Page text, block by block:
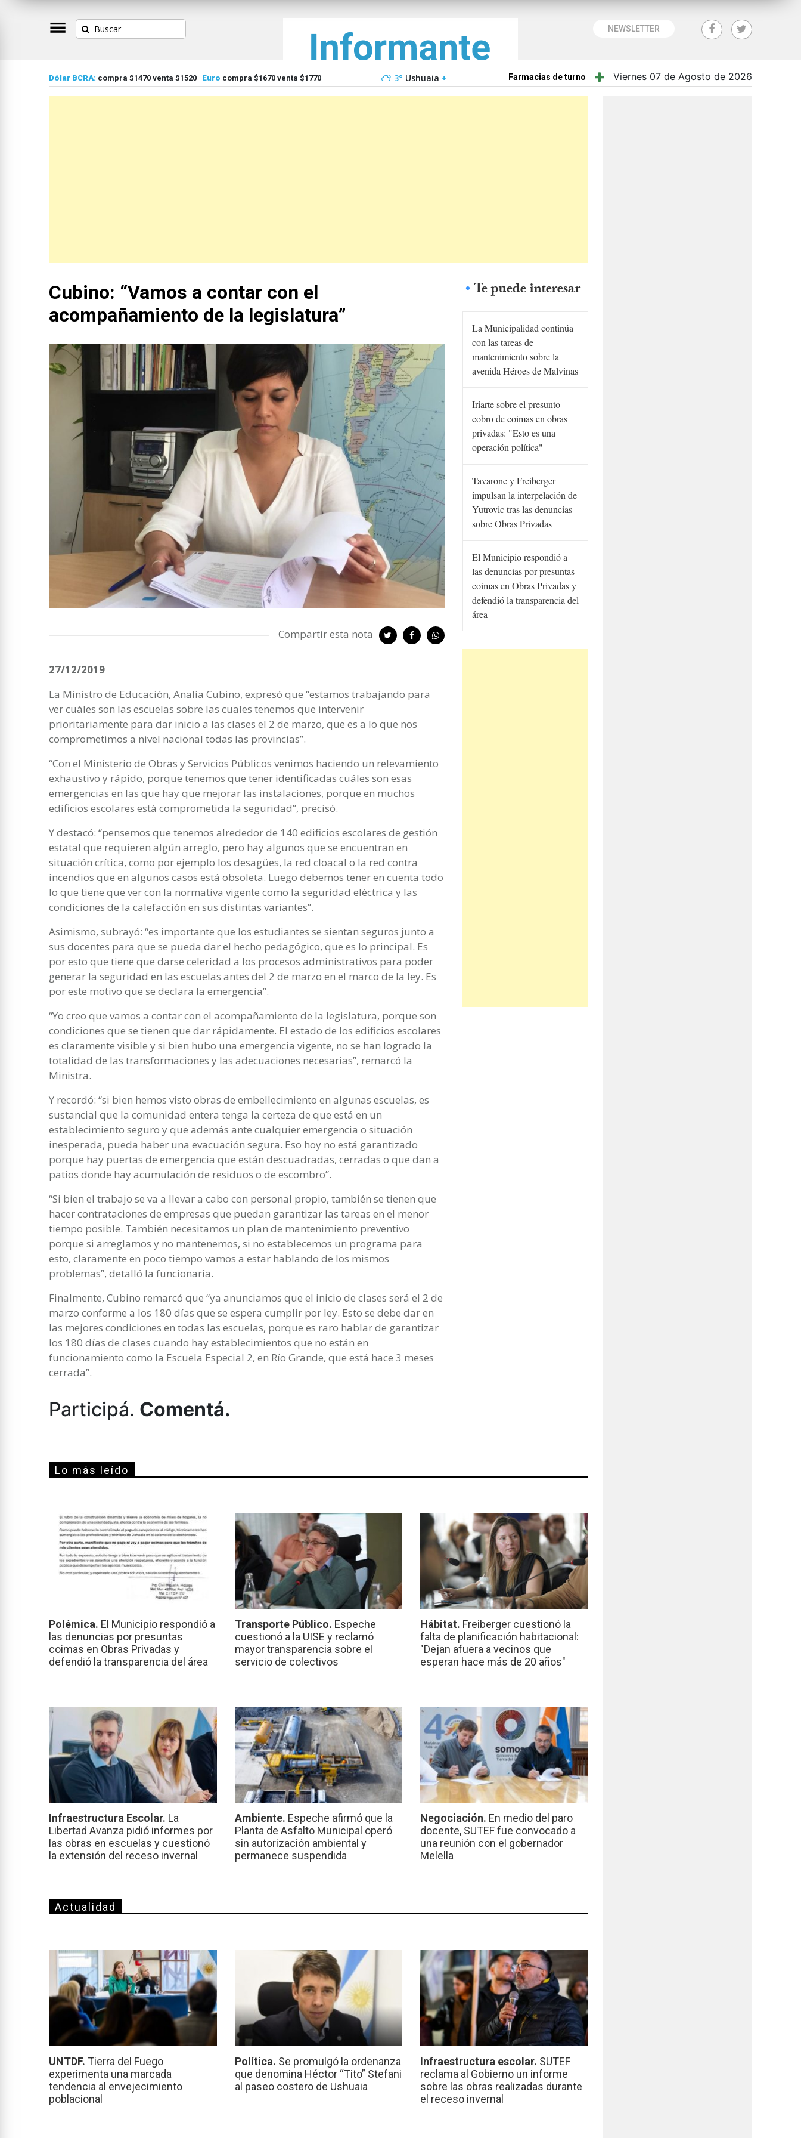
NEWSLETTER
Dólar BCRA: compra $1470 venta $1520 Euro compra $1670 venta $1770 3° Ushuaia + Farmacias de turno Viernes 07 de Agosto de 2026
Cubino: “Vamos a contar con el
acompañamiento de la legislatura”
Compartir esta nota
27/12/2019
La Ministro de Educación, Analía Cubino, expresó que “estamos trabajando para
ver cuáles son las escuelas sobre las cuales tenemos que intervenir
prioritariamente para dar inicio a las clases el 2 de marzo, que es a lo que nos
comprometimos a nivel nacional todas las provincias”.
“Con el Ministerio de Obras y Servicios Públicos venimos haciendo un relevamiento
exhaustivo y rápido, porque tenemos que tener identificadas cuáles son esas
emergencias en las que hay que mejorar las instalaciones, porque en muchos
edificios escolares está comprometida la seguridad”, precisó.
Y destacó: “pensemos que tenemos alrededor de 140 edificios escolares de gestión
estatal que requieren algún arreglo, pero hay algunos que se encuentran en
situación crítica, como por ejemplo los desagües, la red cloacal o la red contra
incendios que en algunos casos está obsoleta. Luego debemos tener en cuenta todo
lo que tiene que ver con la normativa vigente como la seguridad eléctrica y las
condiciones de la calefacción en sus distintas variantes”.
Asimismo, subrayó: “es importante que los estudiantes se sientan seguros junto a
sus docentes para que se pueda dar el hecho pedagógico, que es lo principal. Es
por esto que tiene que darse celeridad a los procesos administrativos para poder
generar la seguridad en las escuelas antes del 2 de marzo en el marco de la ley. Es
por este motivo que se declara la emergencia”.
“Yo creo que vamos a contar con el acompañamiento de la legislatura, porque son
condiciones que se tienen que dar rápidamente. El estado de los edificios escolares
es claramente visible y si bien hubo una emergencia vigente, no se han logrado la
totalidad de las transformaciones y las adecuaciones necesarias”, remarcó la
Ministra.
Y recordó: “si bien hemos visto obras de embellecimiento en algunas escuelas, es
sustancial que la comunidad entera tenga la certeza de que está en un
establecimiento seguro y que además ante cualquier emergencia o situación
inesperada, pueda haber una evacuación segura. Eso hoy no está garantizado
porque hay puertas de emergencia que están descuadradas, cerradas o que dan a
patios donde hay acumulación de residuos o de escombro”.
“Si bien el trabajo se va a llevar a cabo con personal propio, también se tienen que
hacer contrataciones de empresas que puedan garantizar las tareas en el menor
tiempo posible. También necesitamos un plan de mantenimiento preventivo
porque si arreglamos y no mantenemos, si no establecemos un programa para
esto, claramente en poco tiempo vamos a estar hablando de los mismos
problemas”, detalló la funcionaria.
Finalmente, Cubino remarcó que “ya anunciamos que el inicio de clases será el 2 de
marzo conforme a los 180 días que se espera cumplir por ley. Esto se debe dar en
las mejores condiciones en todas las escuelas, porque es raro hablar de garantizar
los 180 días de clases cuando hay establecimientos que no están en
funcionamiento como la Escuela Especial 2, en Río Grande, que está hace 3 meses
cerrada”.
Te puede interesar
La Municipalidad continúa
con las tareas de
mantenimiento sobre la
avenida Héroes de Malvinas
Iriarte sobre el presunto
cobro de coimas en obras
privadas: "Esto es una
operación política"
Tavarone y Freiberger
impulsan la interpelación de
Yutrovic tras las denuncias
sobre Obras Privadas
El Municipio respondió a
las denuncias por presuntas
coimas en Obras Privadas y
defendió la transparencia del
área
Participá. Comentá.
Lo más leído
Polémica. El Municipio respondió a
las denuncias por presuntas
coimas en Obras Privadas y
defendió la transparencia del área
Transporte Público. Espeche
cuestionó a la UISE y reclamó
mayor transparencia sobre el
servicio de colectivos
Hábitat. Freiberger cuestionó la
falta de planificación habitacional:
"Dejan afuera a vecinos que
esperan hace más de 20 años"
Infraestructura Escolar. La
Libertad Avanza pidió informes por
las obras en escuelas y cuestionó
la extensión del receso invernal
Ambiente. Espeche afirmó que la
Planta de Asfalto Municipal operó
sin autorización ambiental y
permanece suspendida
Negociación. En medio del paro
docente, SUTEF fue convocado a
una reunión con el gobernador
Melella
Actualidad
UNTDF. Tierra del Fuego
experimenta una marcada
tendencia al envejecimiento
poblacional
Política. Se promulgó la ordenanza
que denomina Héctor “Tito” Stefani
al paseo costero de Ushuaia
Infraestructura escolar. SUTEF
reclama al Gobierno un informe
sobre las obras realizadas durante
el receso invernal